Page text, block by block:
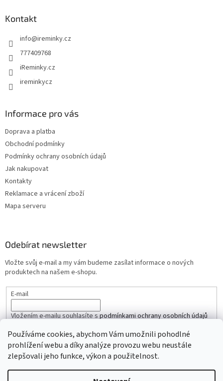
Používáme cookies, abychom Vám umožnili pohodlné
prohlížení webu a díky analýze provozu webu neustále
zlepšovali jeho funkce, výkon a použitelnost.
Kontakt
info@ireminky.cz
777409768
iReminky.cz
ireminkycz
Informace pro vás
Doprava a platba
Obchodní podmínky
Podmínky ochrany osobních údajů
Jak nakupovat
Kontakty
Reklamace a vrácení zboží
Mapa serveru
Odebírat newsletter
Vložte svůj e-mail a my vám budeme zasílat informace o nových
produktech na našem e-shopu.
E-mail
Vložením e-mailu souhlasíte spodmínkami ochrany osobních údajů
PŘIHLÁSIT SE